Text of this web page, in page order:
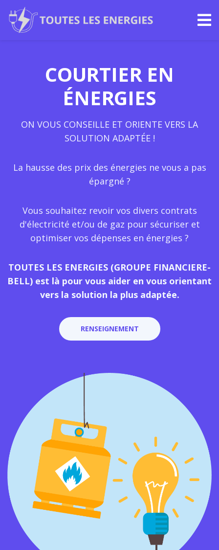
COURTIER EN
ÉNERGIES
ON VOUS CONSEILLE ET ORIENTE VERS LA
SOLUTION ADAPTÉE !
La hausse des prix des énergies ne vous a pas
épargné ?
Vous souhaitez revoir vos divers contrats
d'électricité et/ou de gaz pour sécuriser et
optimiser vos dépenses en énergies ?
TOUTES LES ENERGIES (GROUPE FINANCIERE-
BELL) est là pour vous aider en vous orientant
vers la solution la plus adaptée.
RENSEIGNEMENT